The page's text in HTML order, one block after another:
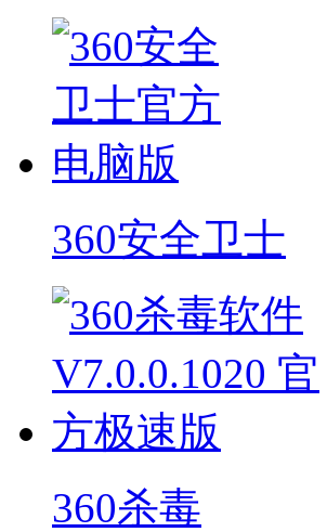
360安全卫士
360杀毒